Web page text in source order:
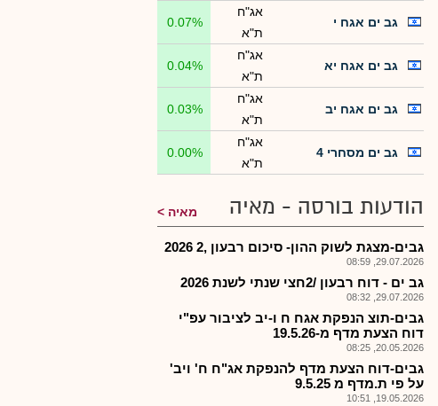
גב ים אגח י
אג"ח
ת"א
0.07%
גב ים אגח יא
אג"ח
ת"א
0.04%
גב ים אגח יב
אג"ח
ת"א
0.03%
גב ים מסחרי 4
אג"ח
ת"א
0.00%
הודעות בורסה - מאיה מאיה
גבים-מצגת לשוק ההון- סיכום רבעון ,2 2026
29.07.2026, 08:59
גב ים - דוח רבעון /2חצי שנתי לשנת 2026
29.07.2026, 08:32
גבים-תוצ הנפקת אגח ח ו-יב לציבור עפ"י
דוח הצעת מדף מ-19.5.26
20.05.2026, 08:25
גבים-דוח הצעת מדף להנפקת אג"ח ח' ויב'
על פי ת.מדף מ 9.5.25
19.05.2026, 10:51